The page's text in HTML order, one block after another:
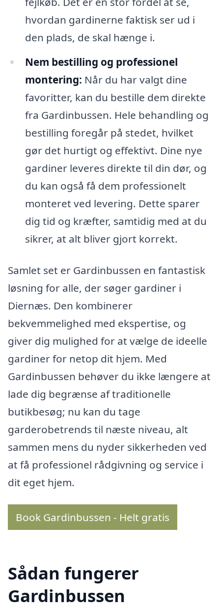
hvordan gardinerne faktisk ser ud i
den plads, de skal hænge i.
Nem bestilling og professionel
montering: Når du har valgt dine
favoritter, kan du bestille dem direkte
fra Gardinbussen. Hele behandling og
bestilling foregår på stedet, hvilket
gør det hurtigt og effektivt. Dine nye
gardiner leveres direkte til din dør, og
du kan også få dem professionelt
monteret ved levering. Dette sparer
dig tid og kræfter, samtidig med at du
sikrer, at alt bliver gjort korrekt.
Samlet set er Gardinbussen en fantastisk
løsning for alle, der søger gardiner i
Diernæs. Den kombinerer
bekvemmelighed med ekspertise, og
giver dig mulighed for at vælge de ideelle
gardiner for netop dit hjem. Med
Gardinbussen behøver du ikke længere at
lade dig begrænse af traditionelle
butikbesøg; nu kan du tage
garderobetrends til næste niveau, alt
sammen mens du nyder sikkerheden ved
at få professionel rådgivning og service i
dit eget hjem.
Book Gardinbussen - Helt gratis
Sådan fungerer
Gardinbussen